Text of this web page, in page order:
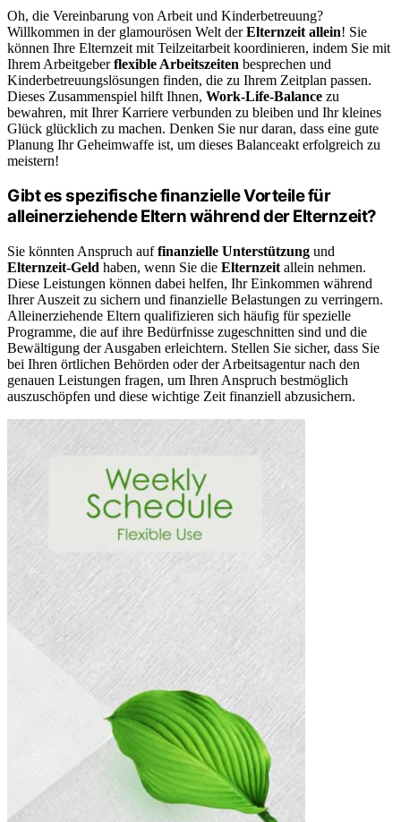
Oh, die Vereinbarung von Arbeit und Kinderbetreuung?
Willkommen in der glamourösen Welt derElternzeit allein! Sie
können Ihre Elternzeit mit Teilzeitarbeit koordinieren, indem Sie mit
Ihrem Arbeitgeberflexible Arbeitszeiten besprechen und
Kinderbetreuungslösungen finden, die zu Ihrem Zeitplan passen.
Dieses Zusammenspiel hilft Ihnen, Work-Life-Balance zu
bewahren, mit Ihrer Karriere verbunden zu bleiben und Ihr kleines
Glück glücklich zu machen. Denken Sie nur daran, dass eine gute
Planung Ihr Geheimwaffe ist, um dieses Balanceakt erfolgreich zu
meistern!
Gibt es spezifische finanzielle Vorteile für
alleinerziehende Eltern während der Elternzeit?
Sie könnten Anspruch auffinanzielle Unterstützung und
Elternzeit-Geld haben, wenn Sie die Elternzeit allein nehmen.
Diese Leistungen können dabei helfen, Ihr Einkommen während
Ihrer Auszeit zu sichern und finanzielle Belastungen zu verringern.
Alleinerziehende Eltern qualifizieren sich häufig für spezielle
Programme, die auf ihre Bedürfnisse zugeschnitten sind und die
Bewältigung der Ausgaben erleichtern. Stellen Sie sicher, dass Sie
bei Ihren örtlichen Behörden oder der Arbeitsagentur nach den
genauen Leistungen fragen, um Ihren Anspruch bestmöglich
auszuschöpfen und diese wichtige Zeit finanziell abzusichern.